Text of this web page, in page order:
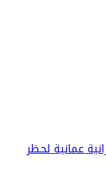
إيرانية عمانية لحظر